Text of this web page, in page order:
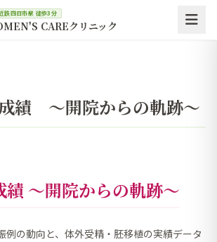
鉄四日市駅 徒歩3分
CAREクリニック
～開院からの軌跡～
績 ～開院からの軌跡～
例の動向と、体外受精・胚移植の実績データ